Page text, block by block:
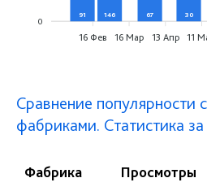
0
91 146 67 30
16 Фев 16 Мар 13 Апр 11
Сравнение популярности
фабриками. Статистика
Фабрика Просмотры